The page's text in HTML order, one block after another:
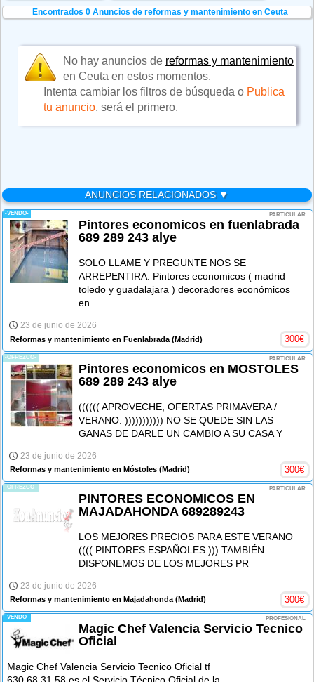
Encontrados 0 Anuncios de reformas y mantenimiento en Ceuta
No hay anuncios de reformas y mantenimiento
en Ceuta en estos momentos.
Intenta cambiar los filtros de búsqueda o Publica
tu anuncio, será el primero.
ANUNCIOS RELACIONADOS ▼
-VENDO- PARTICULAR
Pintores economicos en fuenlabrada
689 289 243 alye
SOLO LLAME Y PREGUNTE NOS SE
ARREPENTIRA: Pintores economicos ( madrid
toledo y guadalajara ) decoradores económicos
en
23 de junio de 2026
Reformas y mantenimiento en Fuenlabrada (Madrid) 300€
-OFREZCO- PARTICULAR
Pintores economicos en MOSTOLES
689 289 243 alye
(((((( APROVECHE, OFERTAS PRIMAVERA /
VERANO. ))))))))))) NO SE QUEDE SIN LAS
GANAS DE DARLE UN CAMBIO A SU CASA Y
23 de junio de 2026
Reformas y mantenimiento en Móstoles (Madrid) 300€
-OFREZCO- PARTICULAR
PINTORES ECONOMICOS EN
MAJADAHONDA 689289243
LOS MEJORES PRECIOS PARA ESTE VERANO
(((( PINTORES ESPAÑOLES ))) TAMBIÉN
DISPONEMOS DE LOS MEJORES PR
23 de junio de 2026
Reformas y mantenimiento en Majadahonda (Madrid) 300€
-VENDO- PROFESIONAL
Magic Chef Valencia Servicio Tecnico
Oficial
Magic Chef Valencia Servicio Tecnico Oficial tf